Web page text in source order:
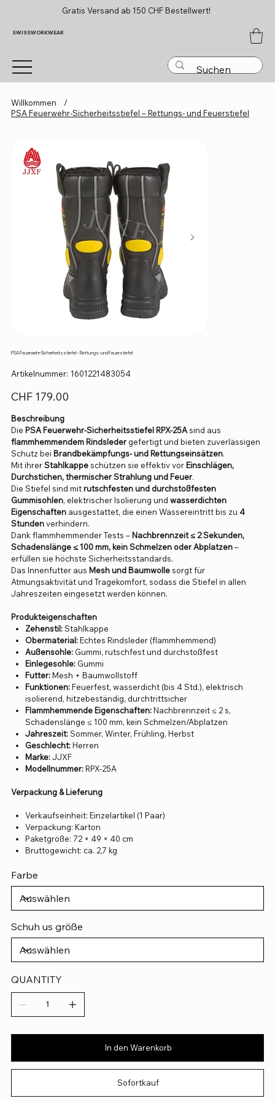
Gratis Versand ab 150 CHF Bestellwert!
SWISSWORKWEAR
Willkommen
/
PSA Feuerwehr-Sicherheitsstiefel – Rettungs- und Feuerstiefel
PSA Feuerwehr-Sicherheitsstiefel – Rettungs- und Feuerstiefel
Artikelnummer: Artikelnummer:
1601221483054
1601221483054
Preis
CHF 179.00
Beschreibung
Die PSA Feuerwehr-Sicherheitsstiefel RPX-25Asind aus
flammhemmendem Rindsledergefertigt und bieten zuverlässigen
Schutz bei Brandbekämpfungs- und Rettungseinsätzen.
Mit ihrerStahlkappeschützen sie effektiv vor Einschlägen,
Durchstichen, thermischer Strahlung und Feuer.
Die Stiefel sind mitrutschfesten und durchstoßfesten
Gummisohlen, elektrischer Isolierung und wasserdichten
Eigenschaftenausgestattet, die einen Wassereintritt bis zu 4
Stundenverhindern.
Dank flammhemmender Tests – Nachbrennzeit ≤ 2 Sekunden,
Schadenslänge ≤ 100 mm, kein Schmelzen oder Abplatzen–
erfüllen sie höchste Sicherheitsstandards.
Das Innenfutter aus Mesh und Baumwollesorgt für
Atmungsaktivität und Tragekomfort, sodass die Stiefel in allen
Jahreszeiten eingesetzt werden können.
Produkteigenschaften
Zehenstil:Stahlkappe
Obermaterial:Echtes Rindsleder (flammhemmend)
Außensohle: Gummi, rutschfest und durchstoßfest
Einlegesohle: Gummi
Futter:Mesh + Baumwollstoff
Funktionen:Feuerfest, wasserdicht (bis 4 Std.), elektrisch
isolierend, hitzebeständig, durchtrittsicher
Flammhemmende Eigenschaften:Nachbrennzeit ≤ 2 s,
Schadenslänge ≤ 100 mm, kein Schmelzen/Abplatzen
Jahreszeit:Sommer, Winter, Frühling, Herbst
Geschlecht:Herren
Marke:JJXF
Modellnummer:RPX-25A
Verpackung & Lieferung
Verkaufseinheit: Einzelartikel (1 Paar)
Verpackung: Karton
Paketgröße: 72 × 49 × 40 cm
Bruttogewicht: ca. 2,7 kg
Farbe
Schuh us größe
QUANTITY
In den Warenkorb
Sofortkauf